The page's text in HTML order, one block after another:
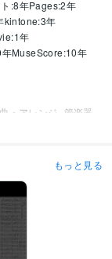
:8年Pages:2年
kintone:3年
年
MuseScore:10年
・アレンジ
管楽器
年2月
もっと見る